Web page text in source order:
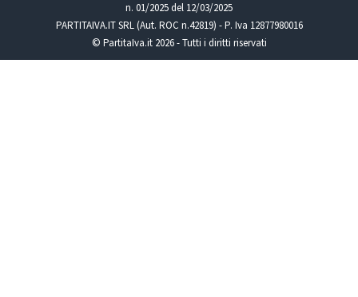
n. 01/2025 del 12/03/2025
PARTITAIVA.IT SRL (Aut. ROC n.42819) - P. Iva 12877980016
© PartitaIva.it 2026 - Tutti i diritti riservati